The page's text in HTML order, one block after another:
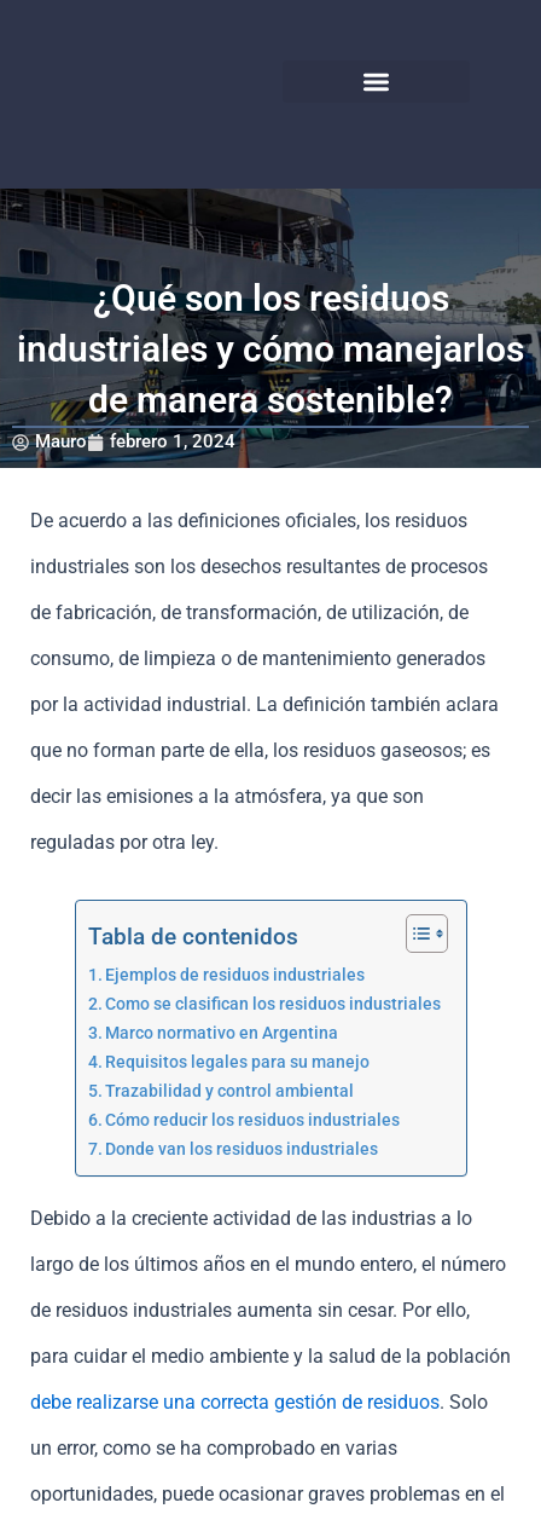
¿Qué son los residuos
industriales y cómo manejarlos
de manera sostenible?
Mauro febrero 1, 2024
De acuerdo a las definiciones oficiales, los residuos
industriales son los desechos resultantes de procesos
de fabricación, de transformación, de utilización, de
consumo, de limpieza o de mantenimiento generados
por la actividad industrial. La definición también aclara
que no forman parte de ella, los residuos gaseosos; es
decir las emisiones a la atmósfera, ya que son
reguladas por otra ley.
Tabla de contenidos
Ejemplos de residuos industriales
Como se clasifican los residuos industriales
Marco normativo en Argentina
Requisitos legales para su manejo
Trazabilidad y control ambiental
Cómo reducir los residuos industriales
Donde van los residuos industriales
Debido a la creciente actividad de las industrias a lo
largo de los últimos años en el mundo entero, el número
de residuos industriales aumenta sin cesar. Por ello,
para cuidar el medio ambiente y la salud de la población
debe realizarse una correcta gestión de residuos. Solo
un error, como se ha comprobado en varias
oportunidades, puede ocasionar graves problemas en el